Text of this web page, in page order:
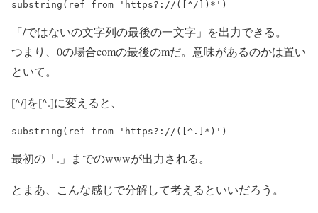
「/ではないの文字列の最後の一文字」を出力できる。
つまり、0の場合comの最後のmだ。意味があるのかは置い
といて。
[^/]を[^.]に変えると、
最初の「.」までのwwwが出力される。
とまあ、こんな感じで分解して考えるといいだろう。